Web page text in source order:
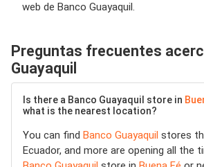
web de Banco Guayaquil.
Preguntas frecuentes
Guayaquil
Is there a Banco Guayaquil store in
what is the nearest location?
You can find Banco Guayaquil stores
Ecuador, and more are opening all the